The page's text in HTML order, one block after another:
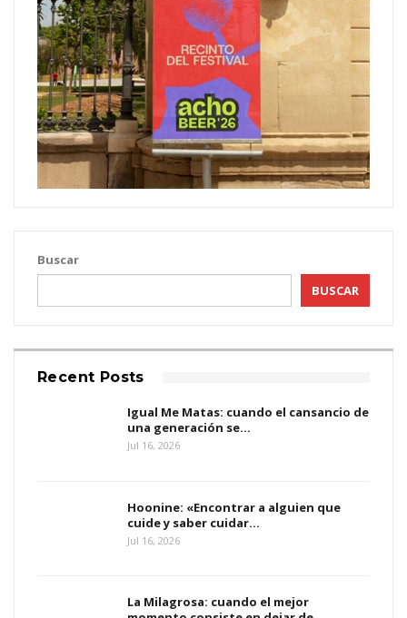
Buscar
BUSCAR
Recent Posts
Igual Me Matas: cuando el cansancio de
una generación se…
Jul 16, 2026
Hoonine: «Encontrar a alguien que
cuide y saber cuidar…
Jul 16, 2026
La Milagrosa: cuando el mejor